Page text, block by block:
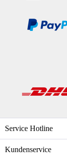
Service Hotline
Kundenservice